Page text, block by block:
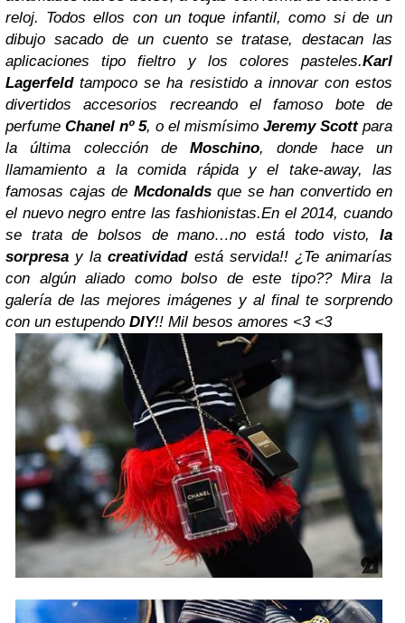
reloj. Todos ellos con un toque infantil, como si de un
dibujo sacado de un cuento se tratase, destacan las
aplicaciones tipo fieltro y los colores pasteles.Karl
Lagerfeldtampoco se ha resistido a innovar con estos
divertidos accesorios recreando el famoso bote de
perfume Chanel nº 5, o el mismísimo Jeremy Scottpara
la última colección deMoschino, donde hace un
llamamiento a la comida rápida y el take-away, las
famosas cajas de Mcdonalds que se han convertido en
el nuevo negro entre las fashionistas.En el 2014, cuando
se trata de bolsos de mano…no está todo visto, la
sorpresa y lacreatividad está servida!! ¿Te animarías
con algún aliado como bolso de este tipo?? Mira la
galería de las mejores imágenes y al final te sorprendo
con un estupendo DIY!! Mil besos amores <3 <3